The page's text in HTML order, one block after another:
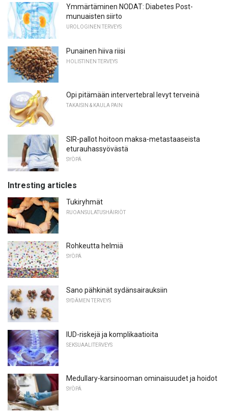
Ymmärtäminen NODAT: Diabetes Post-
munuaisten siirto
UROLOGINEN TERVEYS
Punainen hiiva riisi
HOLISTINEN TERVEYS
Opi pitämään intervertebral levyt terveinä
TAKAISIN & KAULA PAIN
SIR-pallot hoitoon maksa-metastaaseista
eturauhassyövästä
SYÖPÄ
Intresting articles
Tukiryhmät
RUOANSULATUSHÄIRIÖT
Rohkeutta helmiä
SYÖPÄ
Sano pähkinät sydänsairauksiin
SYDÄMEN TERVEYS
IUD-riskejä ja komplikaatioita
SEKSUAALITERVEYS
Medullary-karsinooman ominaisuudet ja hoidot
SYÖPÄ